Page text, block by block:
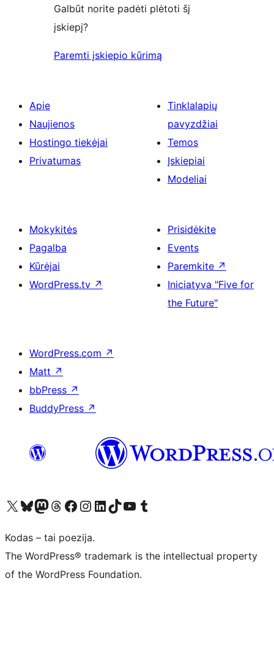
Galbūt norite padėti plėtoti šį
įskiepį?
Paremti įskiepio kūrimą
Apie
Naujienos
Hostingo tiekėjai
Privatumas
Tinklalapių
pavyzdžiai
Temos
Įskiepiai
Modeliai
Mokykitės
Pagalba
Kūrėjai
WordPress.tv ↗
Prisidėkite
Events
Paremkite ↗
Iniciatyva "Five for
the Future"
WordPress.com ↗
Matt ↗
bbPress ↗
BuddyPress ↗
Visit our X (formerly Twitter) account
Apsilankykite mūsų Bluesky paskyroje
Visit our Mastodon account
Apsilankykite mūsų Threads paskyroje
Visit our Facebook page
Visit our Instagram account
Visit our LinkedIn account
Apsilankykite mūsų TikTok paskyroje
Visit our YouTube channel
Apsilankykite mūsų Tumblr paskyroje
Kodas – tai poezija.
The WordPress® trademark is the intellectual property
of the WordPress Foundation.